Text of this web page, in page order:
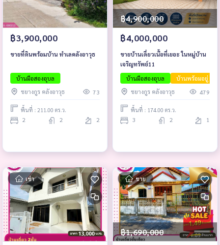
฿3,900,000
ขายที่ดินพร้อมบ้าน ทำเลคลังอาวุธ
บ้านมือสองอุบล
ชยางกูร คลังอาวุธ
73
พื้นที่ : 211.00 ตร.ว.
2 2 2
฿4,900,000
฿4,000,000
ขายบ้านเดี่ยวเนื้อที่เยอะ ในหมู่บ้าน
เจริญทรัพย์11
บ้านมือสองอุบล
บ้านพร้อมอยู่
ชยางกูร คลังอาวุธ
479
พื้นที่ : 174.00 ตร.ว.
3 2 1
เช่า ขาย
฿1,690,000